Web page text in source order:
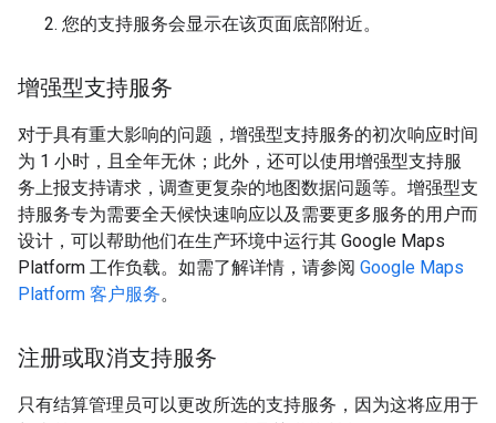
您的支持服务会显示在该页面底部附近。
增强型支持服务
对于具有重大影响的问题，增强型支持服务的初次响应时间
为 1 小时，且全年无休；此外，还可以使用增强型支持服
务上报支持请求，调查更复杂的地图数据问题等。增强型支
持服务专为需要全天候快速响应以及需要更多服务的用户而
设计，可以帮助他们在生产环境中运行其 Google Maps
Platform 工作负载。如需了解详情，请参阅 Google Maps
Platform 客户服务。
注册或取消支持服务
只有结算管理员可以更改所选的支持服务，因为这将应用于